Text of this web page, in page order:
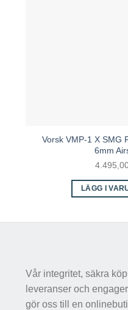
Vorsk VMP-1 X SMG
6mm
LÄGG I
Vår integritet, säkra
leveranser och
gör oss till en